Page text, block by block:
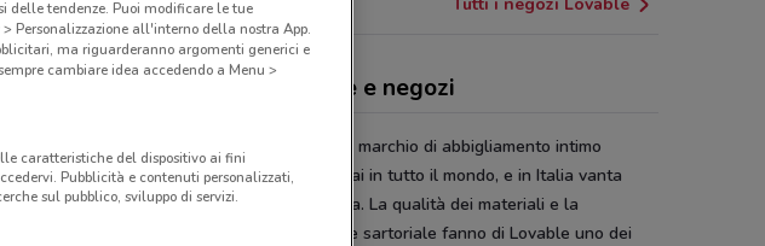
5.1 km
Lovable, offerte e negozi
Lovable
è uno storico marchio di abbigliamento intimo
italiano, presente ormai in tutto il mondo, e in Italia vanta
tantissimi punti vendita. La qualità dei materiali e la
ricercatezza dello stile sartoriale fanno di Lovable uno dei
delle tendenze. Puoi modificare le tue
Personalizzazione all'interno della nostra App.
ma riguarderanno argomenti generici e
cambiare idea accedendo a Menu >
caratteristiche del dispositivo ai fini
Pubblicità e contenuti personalizzati,
sul pubblico, sviluppo di servizi.